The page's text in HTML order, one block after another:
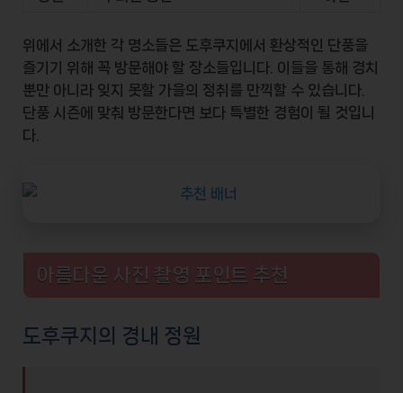
위에서 소개한 각 명소들은 도후쿠지에서 환상적인 단풍을
즐기기 위해 꼭 방문해야 할 장소들입니다. 이들을 통해 경치
뿐만 아니라 잊지 못할 가을의 정취를 만끽할 수 있습니다.
단풍 시즌에 맞춰 방문한다면 보다 특별한 경험이 될 것입니
다.
아름다운 사진 촬영 포인트 추천
도후쿠지의 경내 정원